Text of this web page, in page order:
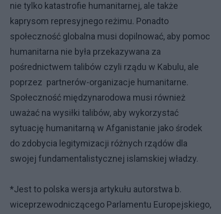
nie tylko katastrofie humanitarnej, ale także
kaprysom represyjnego reżimu. Ponadto
społeczność globalna musi dopilnować, aby pomoc
humanitarna nie była przekazywana za
pośrednictwem talibów czyli rządu w Kabulu, ale
poprzez partnerów-organizacje humanitarne.
Społeczność międzynarodowa musi również
uważać na wysiłki talibów, aby wykorzystać
sytuację humanitarną w Afganistanie jako środek
do zdobycia legitymizacji różnych rządów dla
swojej fundamentalistycznej islamskiej władzy.
*Jest to polska wersja artykułu autorstwa b.
wiceprzewodniczącego Parlamentu Europejskiego,